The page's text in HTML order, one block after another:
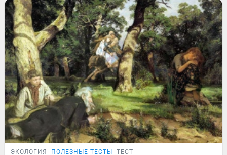
ЭКОЛОГИЯ ПОЛЕЗНЫЕ ТЕСТЫ ТЕСТ